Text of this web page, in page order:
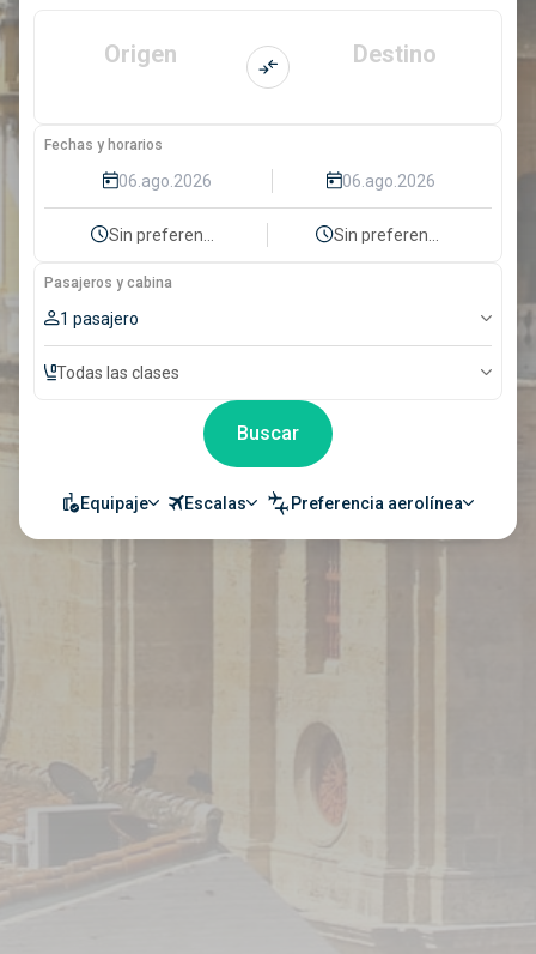
Origen Destino
Fechas y horarios
Pasajeros y cabina
1 pasajero
Todas las clases
Buscar
Equipaje Escalas Preferencia aerolínea